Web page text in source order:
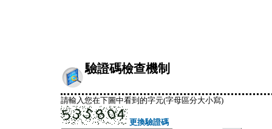
驗證碼檢查機制
請輸入您在下圖中看到的字元(字母區分大小寫)
更換驗證碼